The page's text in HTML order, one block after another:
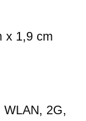
x 1,9 cm
WLAN, 2G,